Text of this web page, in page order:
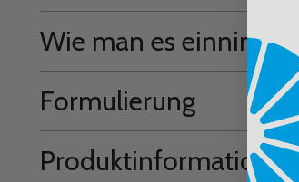
Wie man es einnimmt
Formulierung
Produktinformation